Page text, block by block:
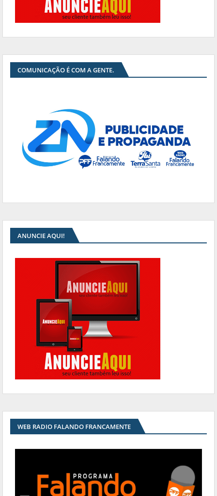
COMUNICAÇÃO É COM A GENTE.
ANUNCIE AQUI!
WEB RADIO FALANDO FRANCAMENTE